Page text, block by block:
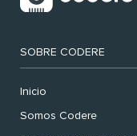
SOBRE CODERE
Inicio
Somos Codere